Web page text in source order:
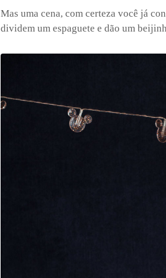
Mas uma cena, com certeza você já
dividem um espaguete e dão um